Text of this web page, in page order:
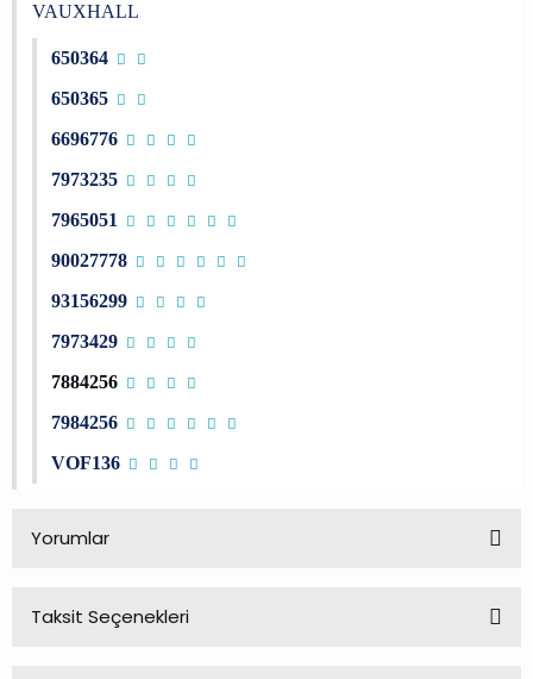
VAUXHALL
650364
650365
6696776
7973235
7965051
90027778
93156299
7973429
7884256
7984256
VOF136
Yorumlar
Taksit Seçenekleri